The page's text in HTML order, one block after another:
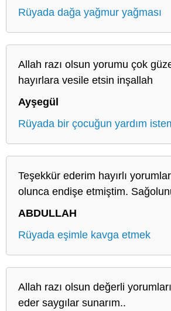
Rüyada dağa yağmur yağması
Allah razı olsun yorumu çok
hayırlara vesile etsin inşallah
Ayşegül
Rüyada bir çocuğun yardım
Teşekkür ederim hayırlı
olunca endişe etmiştim.
ABDULLAH
Rüyada eşimle kavga etmek
Allah razı olsun değerli
eder saygılar sunarım..